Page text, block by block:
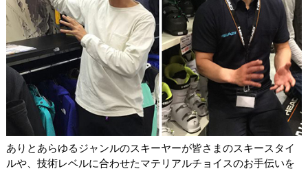
ありとあらゆるジャンルのスキーヤーが皆さまのスキースタイ
ルや、技術レベルに合わせたマテリアルチョイスのお手伝いを